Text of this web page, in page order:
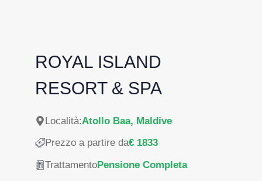
ROYAL ISLAND
RESORT & SPA
Località:Atollo Baa, Maldive
Prezzo a partire da€ 1833
TrattamentoPensione Completa